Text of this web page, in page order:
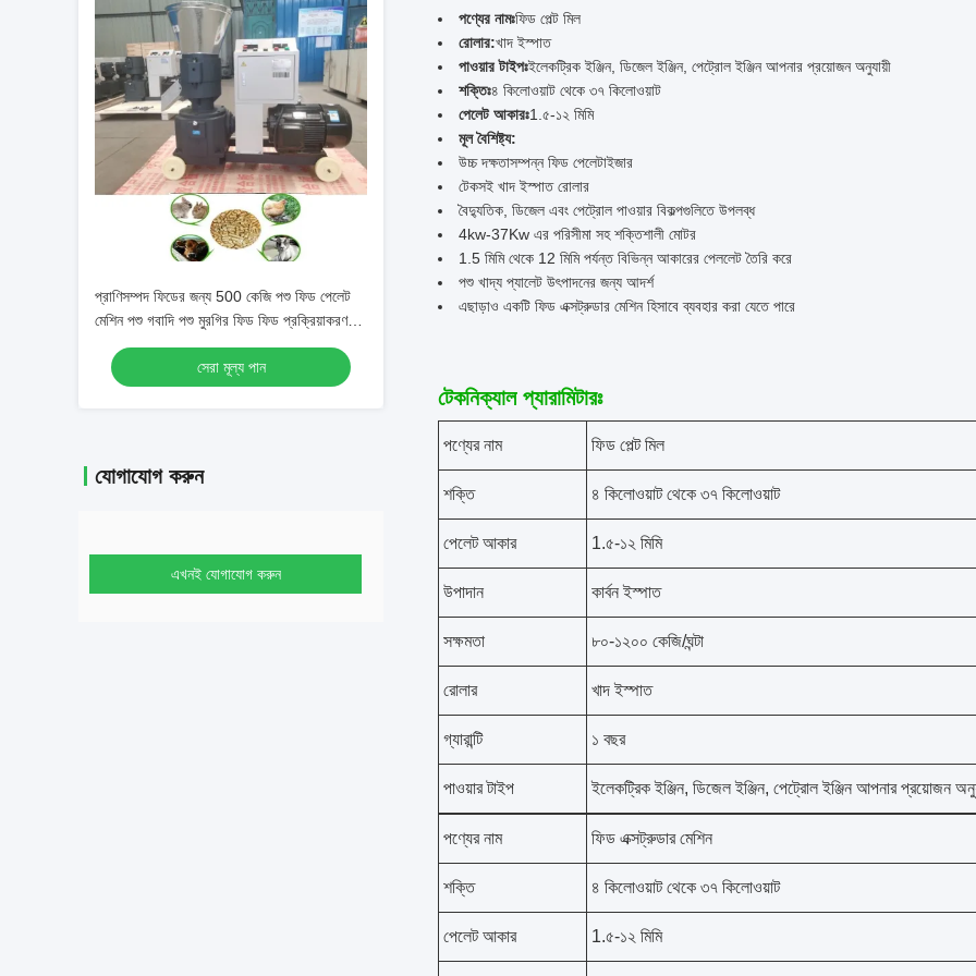
প্রাণিসম্পদ ফিডের জন্য 500 কেজি পশু ফিড পেলেট
মেশিন পশু গবাদি পশু মুরগির ফিড ফিড প্রক্রিয়াকরণ
সেরা মূল্য পান
যোগাযোগ করুন
এখনই যোগাযোগ করুন
পণ্যের নামঃফিড পেল্ট মিল
রোলার:খাদ ইস্পাত
পাওয়ার টাইপঃইলেকট্রিক ইঞ্জিন, ডিজেল ইঞ্জিন, পেট্রোল ইঞ্জিন আপনার প্রয়োজন অনুযায়ী
শক্তিঃ৪ কিলোওয়াট থেকে ৩৭ কিলোওয়াট
পেলেট আকারঃ1.৫-১২ মিমি
মূল বৈশিষ্ট্য:
উচ্চ দক্ষতাসম্পন্ন ফিড পেলেটাইজার
টেকসই খাদ ইস্পাত রোলার
বৈদ্যুতিক, ডিজেল এবং পেট্রোল পাওয়ার বিকল্পগুলিতে উপলব্ধ
4kw-37Kw এর পরিসীমা সহ শক্তিশালী মোটর
1.5 মিমি থেকে 12 মিমি পর্যন্ত বিভিন্ন আকারের পেললেট তৈরি করে
পশু খাদ্য প্যালেট উৎপাদনের জন্য আদর্শ
এছাড়াও একটি ফিড এক্সট্রুডার মেশিন হিসাবে ব্যবহার করা যেতে পারে
টেকনিক্যাল প্যারামিটারঃ
পণ্যের নাম ফিড পেল্ট মিল
শক্তি ৪ কিলোওয়াট থেকে ৩৭ কিলোওয়াট
পেলেট আকার 1.৫-১২ মিমি
উপাদান কার্বন ইস্পাত
সক্ষমতা ৮০-১২০০ কেজি/ঘন্টা
রোলার খাদ ইস্পাত
গ্যারান্টি ১ বছর
পাওয়ার টাইপ ইলেকট্রিক ইঞ্জিন, ডিজেল ইঞ্জিন, পেট্রোল ইঞ্জিন আপনার প্রয়োজন
পণ্যের নাম ফিড এক্সট্রুডার মেশিন
শক্তি ৪ কিলোওয়াট থেকে ৩৭ কিলোওয়াট
পেলেট আকার 1.৫-১২ মিমি